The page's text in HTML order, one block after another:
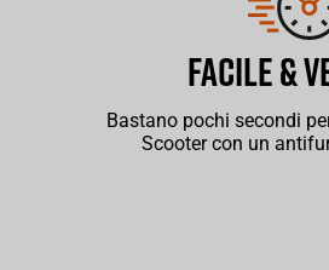
FACILE &
Bastano pochi secondi
Scooter con un